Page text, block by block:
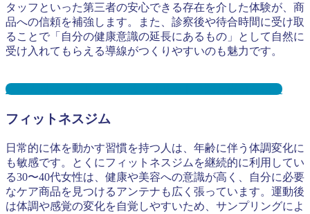
タッフといった第三者の安心できる存在を介した体験が、商
品への信頼を補強します。また、診察後や待合時間に受け取
ることで「自分の健康意識の延長にあるもの」として自然に
受け入れてもらえる導線がつくりやすいのも魅力です。
産婦人科サンプリングとは？メリット３選と事例を紹介
フィットネスジム
日常的に体を動かす習慣を持つ人は、年齢に伴う体調変化に
も敏感です。とくにフィットネスジムを継続的に利用してい
る30〜40代女性は、健康や美容への意識が高く、自分に必要
なケア商品を見つけるアンテナも広く張っています。運動後
は体調や感覚の変化を自覚しやすいため、サンプリングによ